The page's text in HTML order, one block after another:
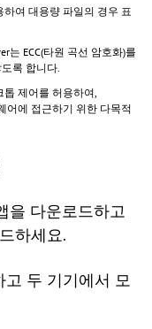
여 대용량 파일의 경우 표
는 ECC(타원 곡선 암호화)를
록 합니다.
톱 제어를 허용하여,
어에 접근하기 위한 다목적
을 다운로드하고
하세요.
고 두 기기에서 모